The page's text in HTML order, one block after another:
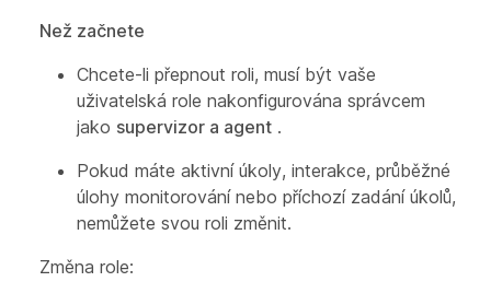
Než začnete
Chcete-li přepnout roli, musí být vaše
uživatelská role nakonfigurována správcem
jako supervizor a agent .
Pokud máte aktivní úkoly, interakce, průběžné
úlohy monitorování nebo příchozí zadání úkolů,
nemůžete svou roli změnit.
Změna role: